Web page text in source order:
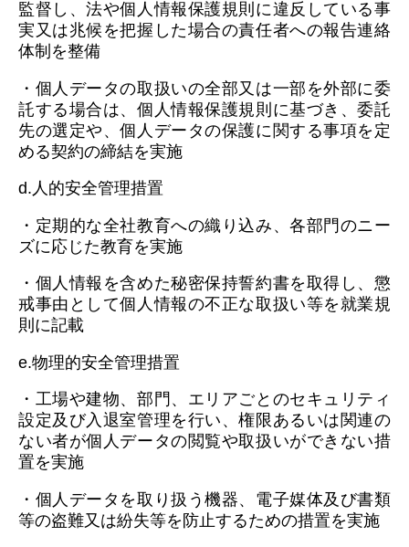
監督し、法や個人情報保護規則に違反している事
実又は兆候を把握した場合の責任者への報告連絡
体制を整備
・個人データの取扱いの全部又は一部を外部に委
託する場合は、個人情報保護規則に基づき、委託
先の選定や、個人データの保護に関する事項を定
める契約の締結を実施
d.人的安全管理措置
・定期的な全社教育への織り込み、各部門のニー
ズに応じた教育を実施
・個人情報を含めた秘密保持誓約書を取得し、懲
戒事由として個人情報の不正な取扱い等を就業規
則に記載
e.物理的安全管理措置
・工場や建物、部門、エリアごとのセキュリティ
設定及び入退室管理を行い、権限あるいは関連の
ない者が個人データの閲覧や取扱いができない措
置を実施
・個人データを取り扱う機器、電子媒体及び書類
等の盗難又は紛失等を防止するための措置を実施